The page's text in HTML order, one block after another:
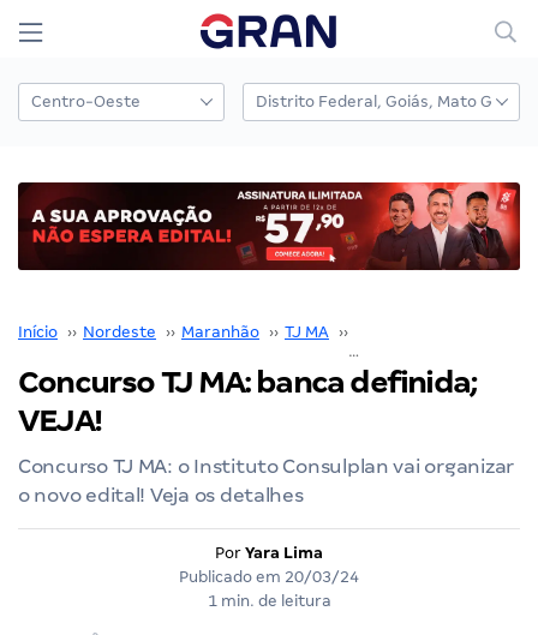
Início ›› Nordeste ›› Maranhão ›› TJ MA ››
Concurso TJ MA: banca definida;
VEJA!
Concurso TJ MA: o Instituto Consulplan vai organizar
o novo edital! Veja os detalhes
Por Yara Lima
Publicado em 20/03/24
1 min. de leitura